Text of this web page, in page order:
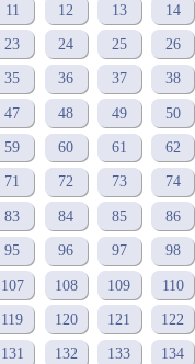
11 12 13 14
23 24 25 26
35 36 37 38
47 48 49 50
59 60 61 62
71 72 73 74
83 84 85 86
95 96 97 98
107 108 109 110
119 120 121 122
131 132 133 134